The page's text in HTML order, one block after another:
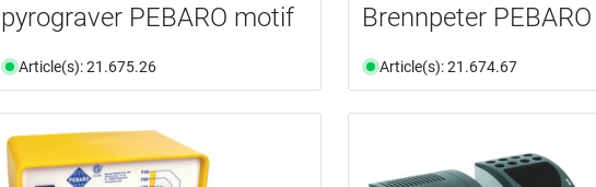
pyrograver PEBARO motif
Article(s): 21.675.26
Brennpeter PEBARO
Article(s): 21.674.67